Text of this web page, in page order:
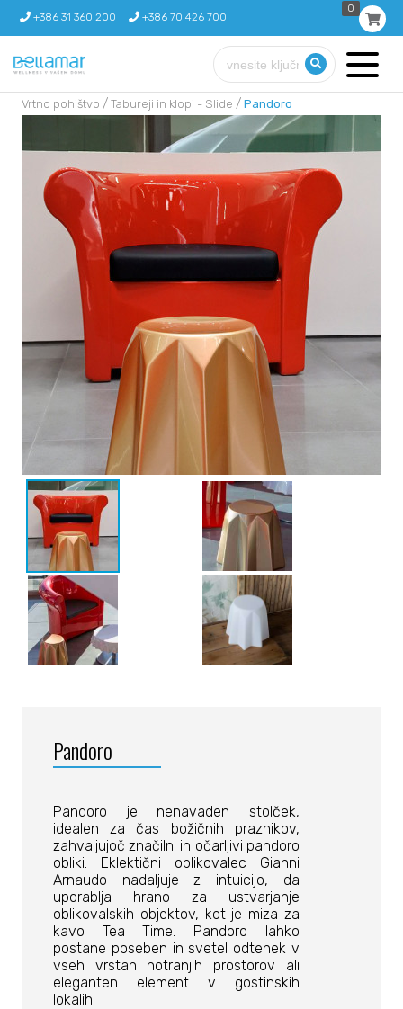
+386 31 360 200 +386 70 426 700
0
Vrtno pohištvo / Tabureji in klopi - Slide / Pandoro
Pandoro
Pandoro je nenavaden stolček,
idealen za čas božičnih praznikov,
zahvaljujoč značilni in očarljivi pandoro
obliki. Eklektični oblikovalec Gianni
Arnaudo nadaljuje z intuicijo, da
uporablja hrano za ustvarjanje
oblikovalskih objektov, kot je miza za
kavo Tea Time. Pandoro lahko
postane poseben in svetel odtenek v
vseh vrstah notranjih prostorov ali
eleganten element v gostinskih
lokalih.